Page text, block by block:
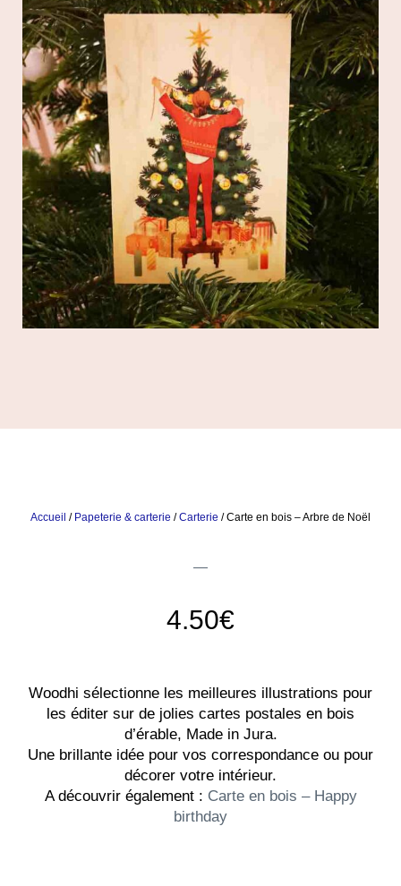
Accueil / Papeterie & carterie /Carterie / Carte en bois – Arbre de Noël
4.50€
Woodhi sélectionne les meilleures illustrations pour
les éditer sur de jolies cartes postales en bois
d’érable, Made in Jura.
Une brillante idée pour vos correspondance ou pour
décorer votre intérieur.
A découvrir également : Carte en bois – Happy
birthday